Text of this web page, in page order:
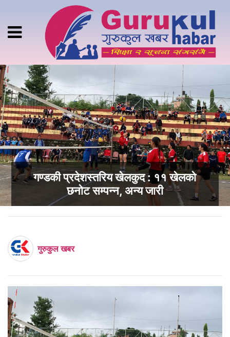
गण्डकी प्रदेशस्तरिय खेलकुद : ११ खेलको
छनोट सम्पन्न, अन्य जारी
गुरुकुल खबर